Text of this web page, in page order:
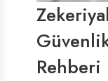
Rehberi